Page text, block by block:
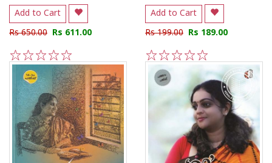
Add to Cart
Rs 650.00 Rs 611.00
5
4
3
2
1
Add to Cart
Rs 199.00 Rs 189.00
5
3
2